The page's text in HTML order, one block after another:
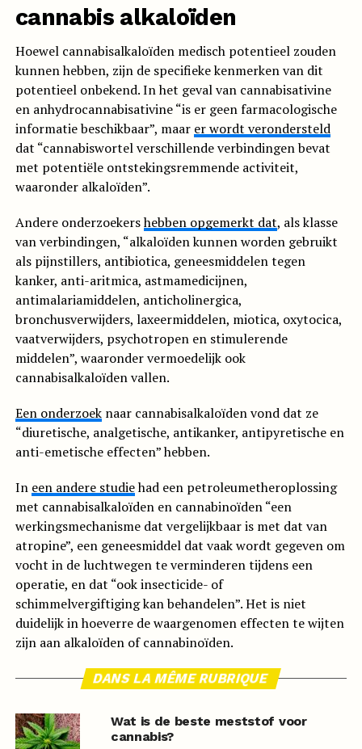
cannabis alkaloïden
Hoewel cannabisalkaloïden medisch potentieel zouden
kunnen hebben, zijn de specifieke kenmerken van dit
potentieel onbekend. In het geval van cannabisativine
en anhydrocannabisativine “is er geen farmacologische
informatie beschikbaar”, maar er wordt verondersteld
dat “cannabiswortel verschillende verbindingen bevat
met potentiële ontstekingsremmende activiteit,
waaronder alkaloïden”.
Andere onderzoekershebben opgemerkt dat, als klasse
van verbindingen, “alkaloïden kunnen worden gebruikt
als pijnstillers, antibiotica, geneesmiddelen tegen
kanker, anti-aritmica, astmamedicijnen,
antimalariamiddelen, anticholinergica,
bronchusverwijders, laxeermiddelen, miotica, oxytocica,
vaatverwijders, psychotropen en stimulerende
middelen”, waaronder vermoedelijk ook
cannabisalkaloïden vallen.
Een onderzoeknaar cannabisalkaloïden vond dat ze
“diuretische, analgetische, antikanker, antipyretische en
anti-emetische effecten” hebben.
In een andere studiehad een petroleumetheroplossing
met cannabisalkaloïden en cannabinoïden “een
werkingsmechanisme dat vergelijkbaar is met dat van
atropine”, een geneesmiddel dat vaak wordt gegeven om
vocht in de luchtwegen te verminderen tijdens een
operatie, en dat “ook insecticide- of
schimmelvergiftiging kan behandelen”. Het is niet
duidelijk in hoeverre de waargenomen effecten te wijten
zijn aan alkaloïden of cannabinoïden.
DANS LA MÊME RUBRIQUE
Wat is de beste meststof voor
cannabis?